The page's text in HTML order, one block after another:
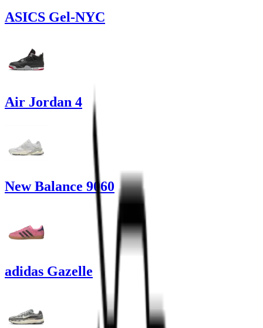
ASICS Gel-NYC
Air Jordan 4
New Balance 9060
adidas Gazelle